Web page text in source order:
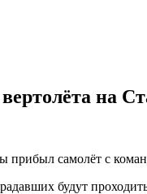
на
самолёт с
будут